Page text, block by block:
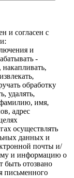
и согласен с
и
-
накапливать,
обработку
удалять,
имя,
адрес
осуществлять
данных и
почты и/
и информацию о
быть отозвано
письменного